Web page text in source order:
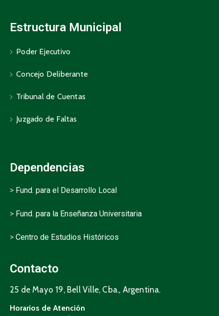
Estructura Municipal
Poder Ejecutivo
Concejo Deliberante
Tribunal de Cuentas
Juzgado de Faltas
Dependencias
> Fund. para el Desarrollo Local
> Fund. para la Enseñanza Universitaria
> Centro de Estudios Históricos
Contacto
25 de Mayo 19, Bell Ville, Cba., Argentina.
Horarios de Atención